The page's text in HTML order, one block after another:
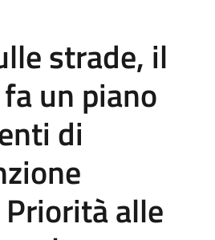
strade, il
un piano
di
alle